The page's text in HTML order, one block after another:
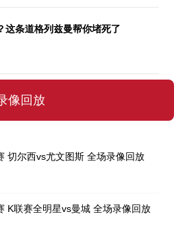
这条道格列兹曼帮你堵死了
像回放
切尔西vs尤文图斯 全场录像回放
K联赛全明星vs曼城 全场录像回放